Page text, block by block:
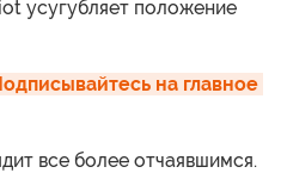
усугубляет положение
на главное
все более отчаявшимся.